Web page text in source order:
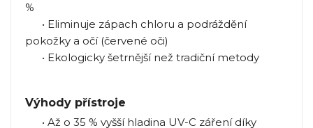
%
• Eliminuje zápach chloru a podráždění
pokožky a očí (červené oči)
• Ekologicky šetrnější než tradiční metody
Výhody přístroje
• Až o 35 % vyšší hladina UV-C záření díky